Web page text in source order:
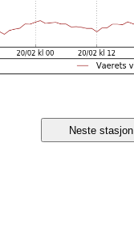
Neste stasjon